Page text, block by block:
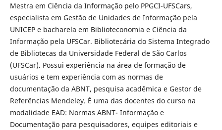
Mestra em Ciência da Informação pelo PPGCI-UFSCars,
especialista em Gestão de Unidades de Informação pela
UNICEP e bacharela em Biblioteconomia e Ciência da
Informação pela UFSCar. Bibliotecária do Sistema Integrado
de Bibliotecas da Universidade Federal de São Carlos
(UFSCar). Possui experiência na área de formação de
usuários e tem experiência com as normas de
documentação da ABNT, pesquisa acadêmica e Gestor de
Referências Mendeley. É uma das docentes do curso na
modalidade EAD: Normas ABNT- Informação e
Documentação para pesquisadores, equipes editoriais e